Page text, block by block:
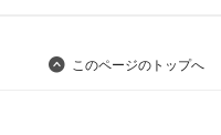
このページのトップへ